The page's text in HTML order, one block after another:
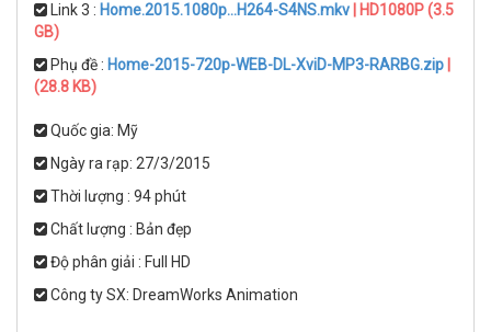
Link 3 : Home.2015.1080p...H264-S4NS.mkv
| HD1080P (3.5
GB)
Phụ đề : Home-2015-720p-WEB-DL-XviD-MP3-RARBG.zip
(28.8 KB)
Quốc gia: Mỹ
Ngày ra rạp: 27/3/2015
Thời lượng : 94 phút
Chất lượng : Bản đẹp
Độ phân giải : Full HD
Công ty SX: DreamWorks Animation